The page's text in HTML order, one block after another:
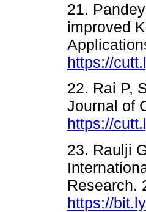
21.
improved
https://
22. Rai P,
Journal of
https://
23. Raulji
Research.
https://